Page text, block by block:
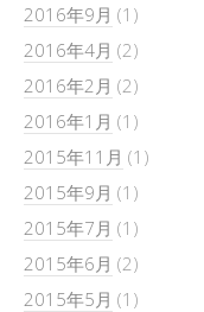
2016年9月 (1)
2016年4月 (2)
2016年2月 (2)
2016年1月 (1)
2015年11月 (1)
2015年9月 (1)
2015年7月 (1)
2015年6月 (2)
2015年5月 (1)